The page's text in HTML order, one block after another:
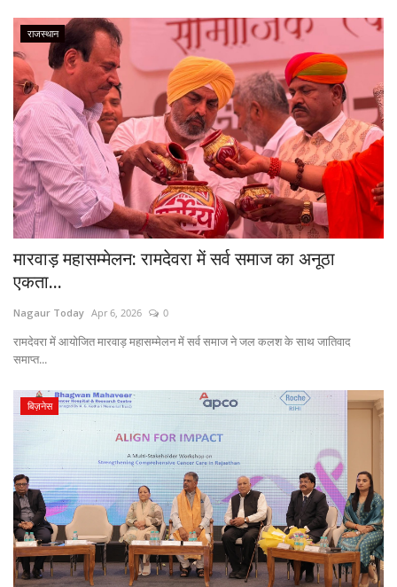
राजस्थान
मारवाड़ महासम्मेलन: रामदेवरा में सर्व समाज का अनूठा
एकता...
Nagaur Today Apr 6, 2026 0
रामदेवरा में आयोजित मारवाड़ महासम्मेलन में सर्व समाज ने जल कलश के साथ जातिवाद
समाप्त...
बिज़नेस